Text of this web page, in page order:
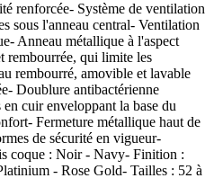
renforcée- Système de ventilation
sous l'anneau central- Ventilation
Anneau métallique à l'aspect
rembourrée, qui limite les
rembourré, amovible et lavable
Doublure antibactérienne
cuir enveloppant la base du
Fermeture métallique haut de
de sécurité en vigueur-
coque : Noir - Navy- Finition :
- Rose Gold- Tailles : 52 à